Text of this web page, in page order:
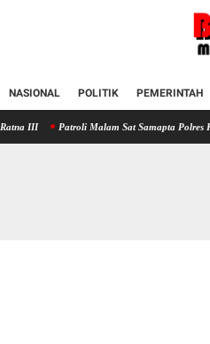
NASIONAL POLITIK PEMERINTAH
Patroli Malam Sat Samapta Polres Klungkung